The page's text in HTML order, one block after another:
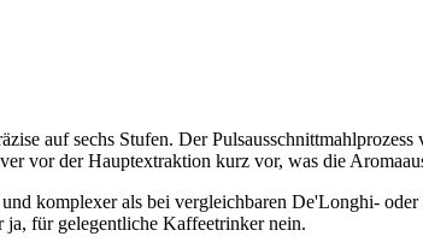
auf sechs Stufen. Der
vor der Hauptextraktion kurz vor, was die
komplexer als bei vergleichbaren De'Longhi-
für gelegentliche Kaffeetrinker nein.